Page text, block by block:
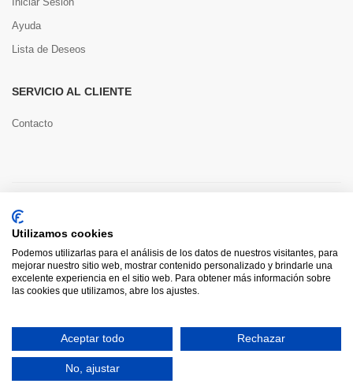
Ayuda
Lista de Deseos
SERVICIO AL CLIENTE
Contacto
0
Utilizamos cookies
Podemos utilizarlas para el análisis de los datos de nuestros visitantes, para
mejorar nuestro sitio web, mostrar contenido personalizado y brindarle una
excelente experiencia en el sitio web. Para obtener más información sobre
las cookies que utilizamos, abre los ajustes.
Aceptar todo Rechazar
No, ajustar